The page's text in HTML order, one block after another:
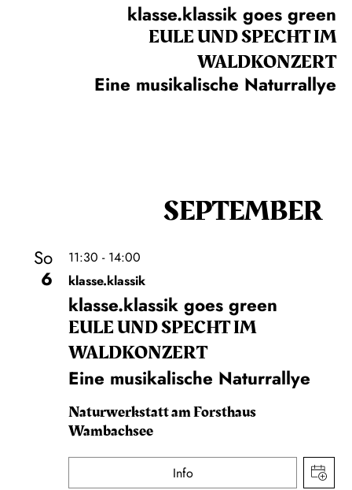
klasse.klassik goes green
EULE UND SPECHT IM
WALDKONZERT
Eine musikalische Naturrallye
SEPTEMBER
So
6
11:30 - 14:00
klasse.klassik
klasse.klassik goes green
EULE UND SPECHT IM
WALDKONZERT
Eine musikalische Naturrallye
Naturwerkstatt am Forsthaus
Wambachsee
Info